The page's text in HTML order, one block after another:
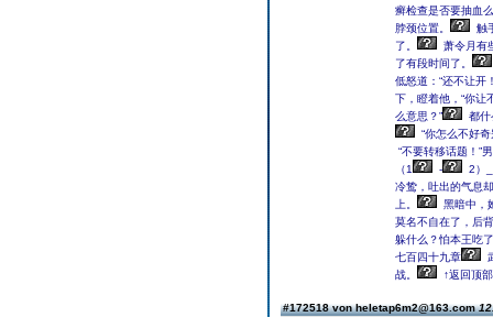
癣检查是否要抽血
脖颈位置。
触
了。
萧令月有
了有段时间了。
低怒道：“还不让开
下，瞪着他，“你让
么意思？”
都什
“你怎么不好
“不要转移话题！”
（1
-
2）
冷鸷，吐出的气息
上。
黑暗中，
莫名不自在了，后
躲什么？怕本王吃
七百四十九章
战。
↑返回顶
#172518 von heletap6m2@163.com